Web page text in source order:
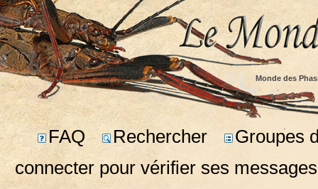
Monde des
FAQ Rechercher
Groupes
connecter pour vérifier ses